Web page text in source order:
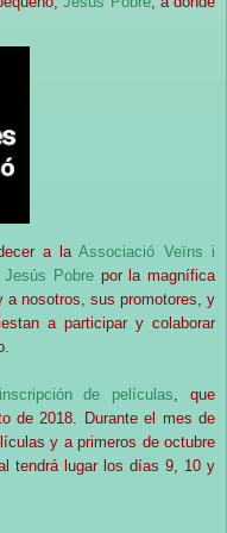
a laAssociació Veïns i
Jesús Pobrepor la magnífica
a nosotros, sus promotores, y
a participar y colaborar
inscripción de películas , que
de 2018. Durante el mes de
y a primeros de octubre
tendrá lugar los días 9, 10 y